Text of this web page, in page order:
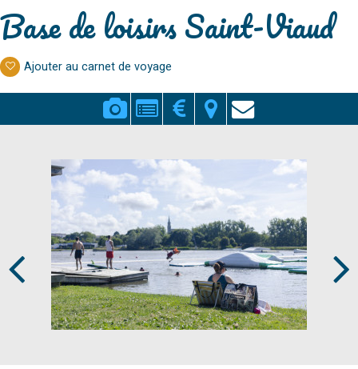
Base de loisirs Saint-Viaud
Ajouter au carnet de voyage